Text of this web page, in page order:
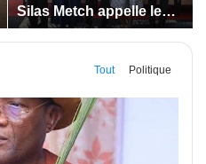
Côte d’Ivoire renforce le
suivi des conventions
Tout Politique